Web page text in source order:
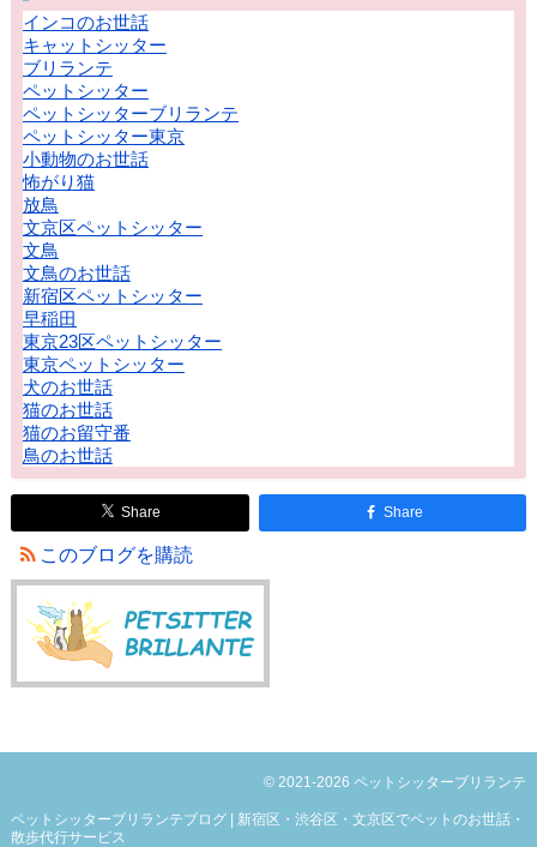
インコのお世話
キャットシッター
ブリランテ
ペットシッター
ペットシッターブリランテ
ペットシッター東京
小動物のお世話
怖がり猫
放鳥
文京区ペットシッター
文鳥
文鳥のお世話
新宿区ペットシッター
早稲田
東京23区ペットシッター
東京ペットシッター
犬のお世話
猫のお世話
猫のお留守番
鳥のお世話
Share Share
このブログを購読
© 2021-2026 ペットシッターブリランテ
ペットシッターブリランテブログ | 新宿区・渋谷区・文京区でペットのお世話・
散歩代行サービス